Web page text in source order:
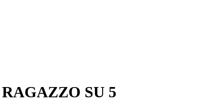
SU 5